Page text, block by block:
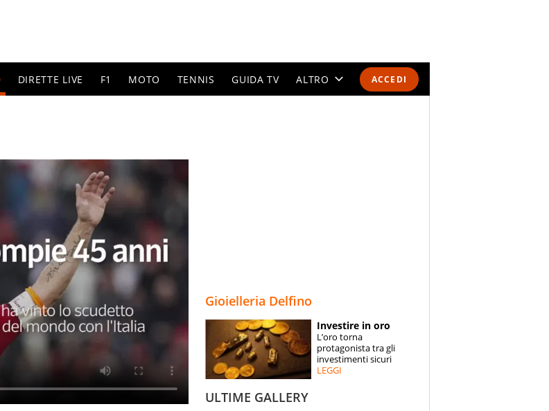
ACCEDI
DIRETTE LIVE F1 MOTO TENNIS GUIDA TV ALTRO
SPECIALI
ESPERTI
Gioielleria Delfino
Investire in oro
L’oro torna
protagonista tra gli
investimenti sicuri
LEGGI
ULTIME GALLERY